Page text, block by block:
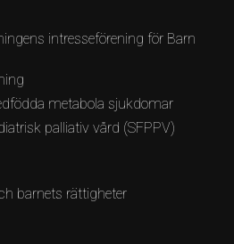
intresseförening för Barn
metabola sjukdomar
palliativ vård (SFPPV)
barnets rättigheter